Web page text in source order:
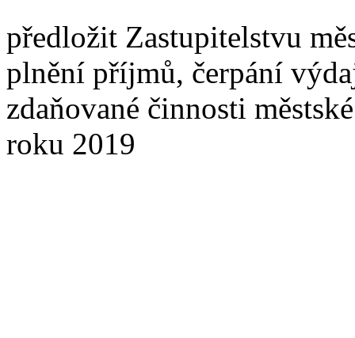
předložit Zastupitelstvu
plnění příjmů, čerpání
zdaňované činnosti
roku 2019